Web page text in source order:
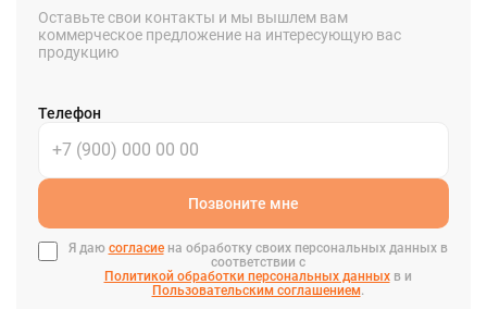
Оставьте свои контакты и мы вышлем вам
коммерческое предложение на интересующую вас
продукцию
Телефон
Позвоните мне
Я даю согласиена обработку своих персональных данных в
соответствии с
Политикой обработки персональных данныхв и
Пользовательским соглашением.